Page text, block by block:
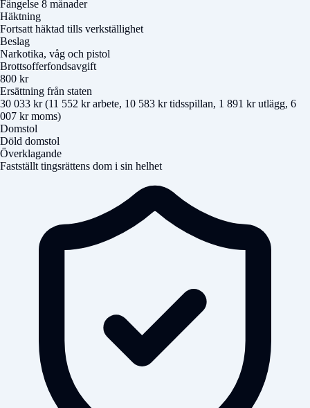
Fängelse 8 månader
Häktning
Fortsatt häktad tills verkställighet
Beslag
Narkotika, våg och pistol
Brottsofferfondsavgift
800 kr
Ersättning från staten
30 033 kr (11 552 kr arbete, 10 583 kr tidsspillan, 1 891 kr utlägg, 6
007 kr moms)
Domstol
Döld domstol
Överklagande
Fastställt tingsrättens dom i sin helhet